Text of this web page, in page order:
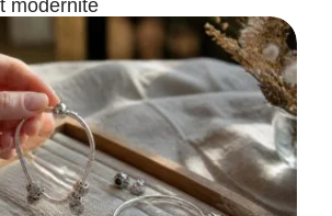
modernité